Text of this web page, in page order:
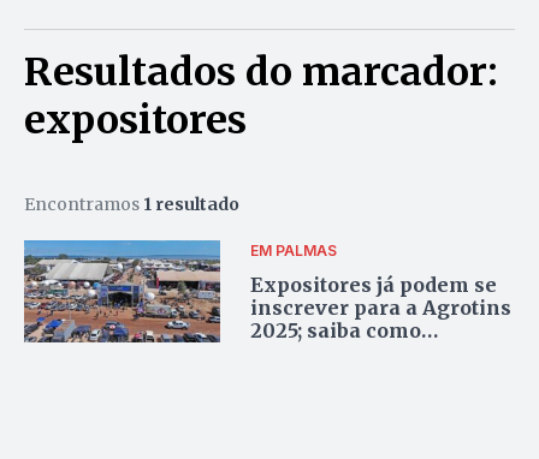
Resultados do marcador:
expositores
Encontramos 1 resultado
EM PALMAS
Expositores já podem se
inscrever para a Agrotins
2025; saiba como